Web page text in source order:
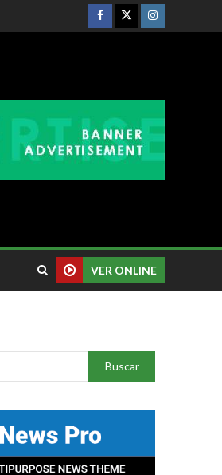
VER ONLINE